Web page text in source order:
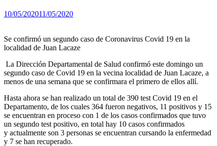
10/05/202011/05/2020
Se confirmó un segundo caso de Coronavirus Covid 19 en la
localidad de Juan Lacaze
La Dirección Departamental de Salud confirmó este domingo un
segundo caso de Covid 19 en la vecina localidad de Juan Lacaze, a
menos de una semana que se confirmara el primero de ellos allí.
Hasta ahora se han realizado un total de 390 test Covid 19 en el
Departamento, de los cuales 364 fueron negativos, 11 positivos y 15
se encuentran en proceso con 1 de los casos confirmados que tuvo
un segundo test positivo, en total hay 10 casos confirmados
y actualmente son 3 personas se encuentran cursando la enfermedad
y 7 se han recuperado.